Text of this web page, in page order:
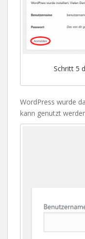
Schritt 5
WordPress wurde
kann genutzt